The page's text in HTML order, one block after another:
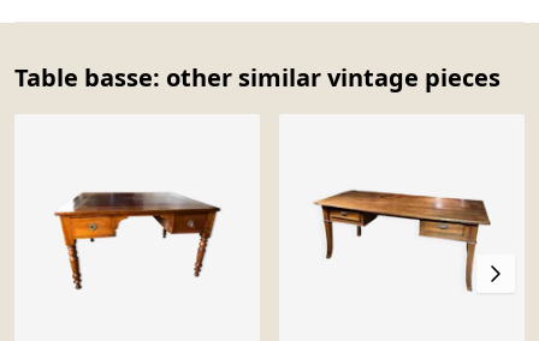
Table basse: other similar vintage pieces